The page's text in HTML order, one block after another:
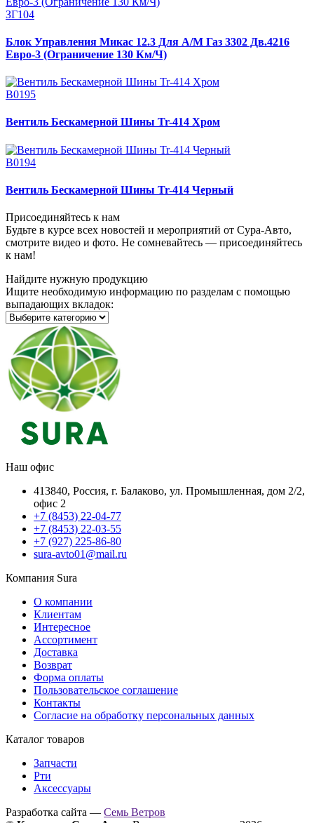
ЗГ104
Блок Управления Микас 12.3 Для А/М Газ 3302 Дв.4216
Евро-3 (Ограничение 130 Км/Ч)
В0195
Вентиль Бескамерной Шины Tr-414 Хром
В0194
Вентиль Бескамерной Шины Tr-414 Черный
Присоединяйтесь к нам
Будьте в курсе всех новостей и мероприятий от Сура-Авто,
смотрите видео и фото. Не сомневайтесь — присоединяйтесь
к нам!
Найдите нужную продукцию
Ищите необходимую информацию по разделам с помощью
выпадающих вкладок:
Наш офис
413840, Россия, г. Балаково, ул. Промышленная, дом 2/2,
офис 2
+7 (8453) 22-04-77
+7 (8453) 22-03-55
+7 (927) 225-86-80
sura-avto01@mail.ru
Компания Sura
О компании
Клиентам
Интересное
Ассортимент
Доставка
Возврат
Форма оплаты
Пользовательское соглашение
Контакты
Согласие на обработку персональных данных
Каталог товаров
Запчасти
Рти
Аксессуары
Разработка сайта — Семь Ветров